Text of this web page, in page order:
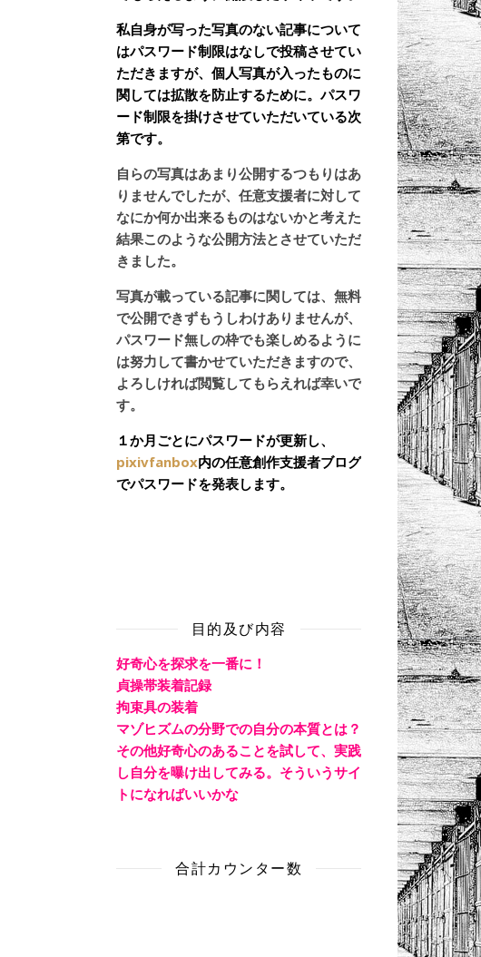
私自身が写った写真のない記事について
はパスワード制限はなしで投稿させてい
ただきますが、個人写真が入ったものに
関しては拡散を防止するために。パスワ
ード制限を掛けさせていただいている次
第です。
自らの写真はあまり公開するつもりはあ
りませんでしたが、任意支援者に対して
なにか何か出来るものはないかと考えた
結果このような公開方法とさせていただ
きました。
写真が載っている記事に関しては、無料
で公開できずもうしわけありませんが、
パスワード無しの枠でも楽しめるように
は努力して書かせていただきますので、
よろしければ閲覧してもらえれば幸いで
す。
１か月ごとにパスワードが更新し、
pixivfanbox内の任意創作支援者ブログ
でパスワードを発表します。
目的及び内容
好奇心を探求を一番に！
貞操帯装着記録
拘束具の装着
マゾヒズムの分野での自分の本質とは？
その他好奇心のあることを試して、実践
し自分を曝け出してみる。そういうサイ
トになればいいかな
合計カウンター数